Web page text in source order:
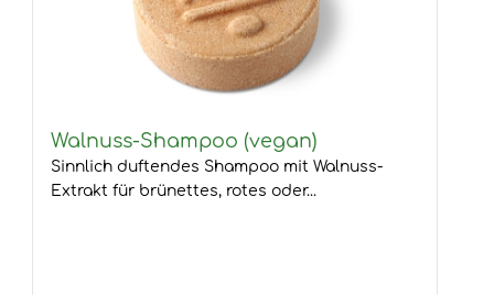
Walnuss-Shampoo (vegan)
Sinnlich duftendes Shampoo mit Walnuss-
Extrakt für brünettes, rotes oder...